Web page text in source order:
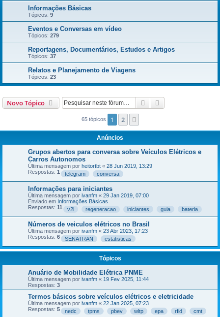
Informações Básicas
Tópicos: 9
Eventos e Conversas em vídeo
Tópicos: 279
Reportagens, Documentários, Estudos e Artigos
Tópicos: 37
Relatos e Planejamento de Viagens
Tópicos: 23
Novo Tópico Pesquisar
65 tópicos 1 2
Anúncios
Grupos abertos para conversa sobre Veículos Elétricos e
Carros Autonomos
Última mensagem por heitortbt « 28 Jun 2019, 13:29
Respostas: 1 telegram conversa
Informações para iniciantes
Última mensagem por ivanfm « 29 Jan 2019, 07:00
Enviado em Informações Básicas
Respostas: 11 v2l regeneracao iniciantes guia bateria
Números de veiculos elétricos no Brasil
Última mensagem por ivanfm « 23 Abr 2023, 17:23
Respostas: 6 SENATRAN estatisticas
Tópicos
Anuário de Mobilidade Elétrica PNME
Última mensagem por ivanfm « 19 Fev 2025, 11:44
Respostas: 3
Termos básicos sobre veículos elétricos e eletricidade
Última mensagem por ivanfm « 22 Jan 2025, 07:23
Respostas: 5 nedc tpms pbev wltp epa rfid
cmt